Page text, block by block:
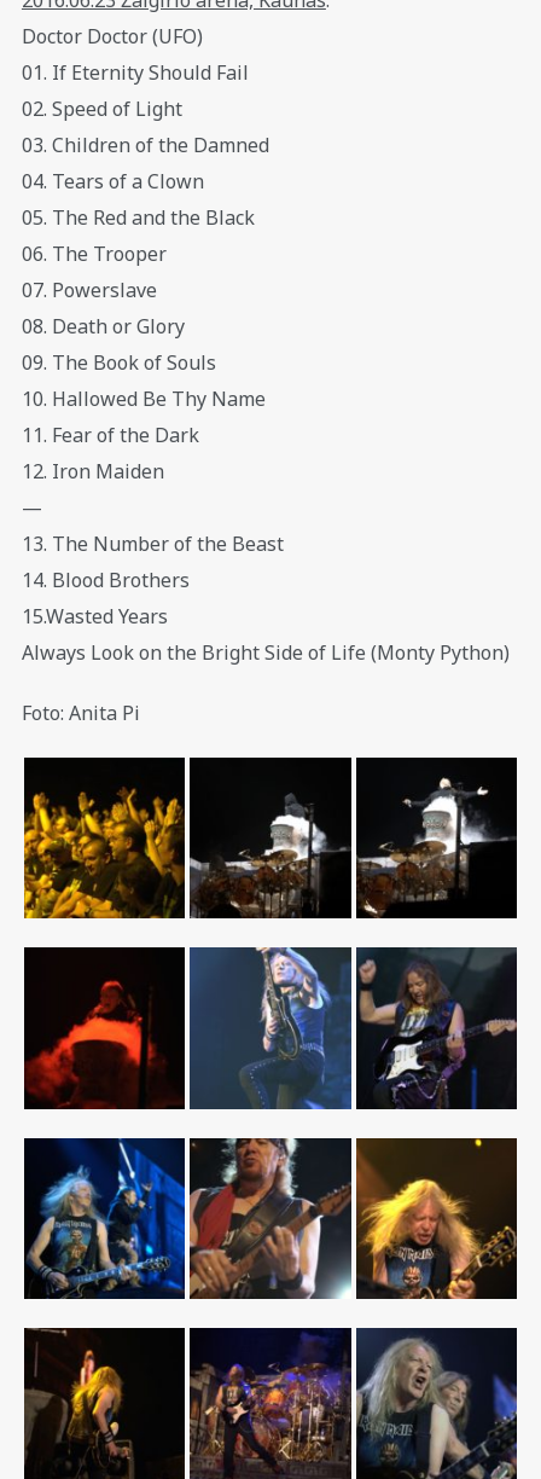
Doctor Doctor (UFO)
01. If Eternity Should Fail
02. Speed of Light
03. Children of the Damned
04. Tears of a Clown
05. The Red and the Black
06. The Trooper
07. Powerslave
08. Death or Glory
09. The Book of Souls
10. Hallowed Be Thy Name
11. Fear of the Dark
12. Iron Maiden
—
13. The Number of the Beast
14. Blood Brothers
15.Wasted Years
Always Look on the Bright Side of Life (Monty Python)
Foto: Anita Pi